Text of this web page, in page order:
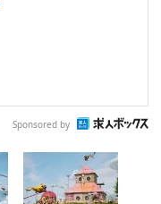
Sponsored by